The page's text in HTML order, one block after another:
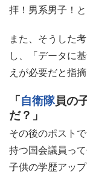
拝！男系男子！
また、そうした
し、「データに
えが必要だと指摘
「自衛隊員の
だ？」
その後のポスト
持つ国会議員っ
子供の学歴アッ